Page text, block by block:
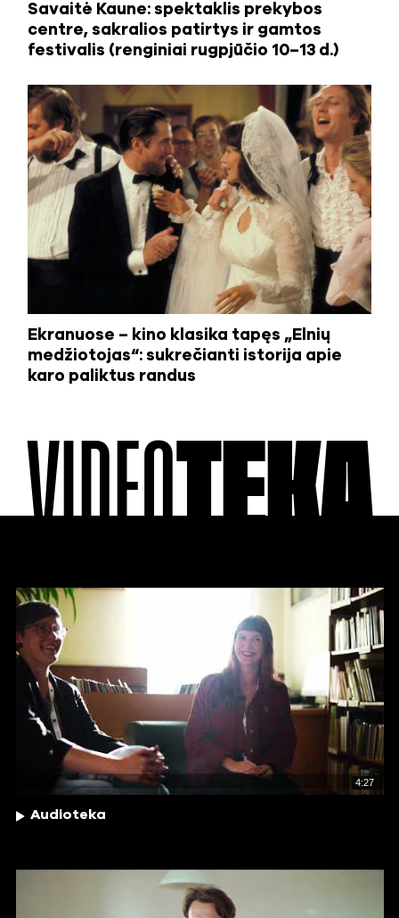
Savaitė Kaune: spektaklis prekybos
centre, sakralios patirtys ir gamtos
festivalis (renginiai rugpjūčio 10–13 d.)
Ekranuose – kino klasika tapęs „Elnių
medžiotojas“: sukrečianti istorija apie
karo paliktus randus
VIDEOTEKA
4:27
Audioteka